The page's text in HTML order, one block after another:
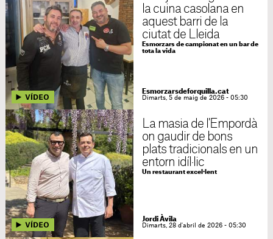
la cuina casolana en
aquest barri de la
ciutat de Lleida
Esmorzars de campionat en un bar de
tota la vida
Esmorzarsdeforquilla.cat
Dimarts, 5 de maig de 2026 - 05:30
La masia de l'Empordà
on gaudir de bons
plats tradicionals en un
entorn idíl·lic
Un restaurant excel·lent
Jordi Àvila
Dimarts, 28 d'abril de 2026 - 05:30